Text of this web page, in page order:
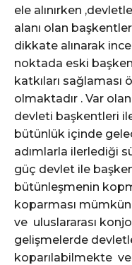
ele alınırken
alanı olan
dikkate alınarak
noktada eski
katkıları
olmaktadır . Var
devleti başkentleri
bütünlük içinde
adımlarla ilerlediği
güç devlet ile
bütünleşmenin
koparması
ve uluslararası
gelişmelerde
koparılabilmekte